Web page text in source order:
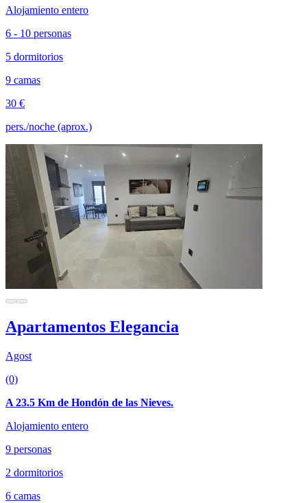
Alojamiento entero
6 - 10 personas
5 dormitorios
9 camas
30 €
pers./noche (aprox.)
Apartamentos Elegancia
Agost
(0)
A 23.5 Km de Hondón de las Nieves.
Alojamiento entero
9 personas
2 dormitorios
6 camas